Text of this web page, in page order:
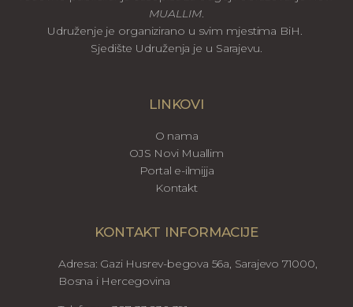
MUALLIM.
Udruženje je organizirano u svim mjestima BiH.
Sjedište Udruženja je u Sarajevu.
LINKOVI
O nama
OJS Novi Muallim
Portal e-ilmijja
Kontakt
KONTAKT INFORMACIJE
Adresa: Gazi Husrev-begova 56a, Sarajevo 71000,
Bosna i Hercegovina